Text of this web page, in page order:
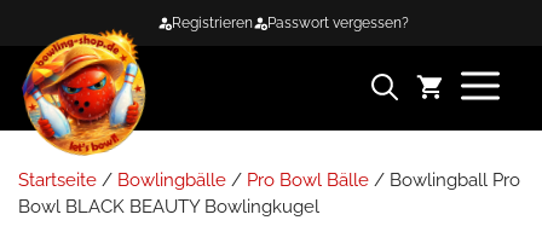
springen
Registrieren Passwort vergessen?
Startseite / Bowlingbälle / Pro Bowl Bälle / Bowlingball Pro
Bowl BLACK BEAUTY Bowlingkugel